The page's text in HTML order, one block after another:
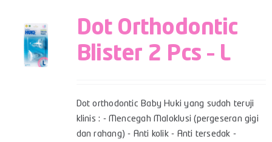
Dot Orthodontic
Blister 2 Pcs – L
Dot orthodontic Baby Huki yang sudah teruji
klinis : - Mencegah Maloklusi (pergeseran gigi
dan rahang) - Anti kolik - Anti tersedak -